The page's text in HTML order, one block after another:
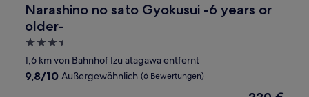
Narashino no sato Gyokusui -6 years or
older-
Narashino no sato Gyokusui -6 years or older-
3.5-
Sterne-
Unterkunft
1,6 km von Bahnhof Izu atagawa entfernt
9.8
9,8/10 Außergewöhnlich (6 Bewertungen)